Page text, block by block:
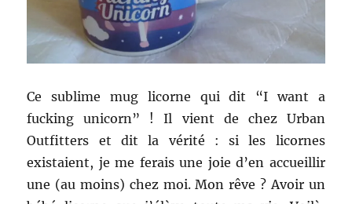
Ce sublime mug licorne qui dit “I want a
fucking unicorn” ! Il vient de chez Urban
Outfitters et dit la vérité : si les licornes
existaient, je me ferais une joie d’en accueillir
une (au moins) chez moi. Mon rêve ? Avoir un